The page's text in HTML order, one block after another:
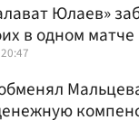
Юлаев»
в одном